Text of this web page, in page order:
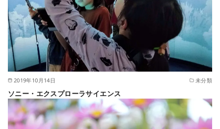
2019年10月14日 未分類
ソニー・エクスプローラサイエンス